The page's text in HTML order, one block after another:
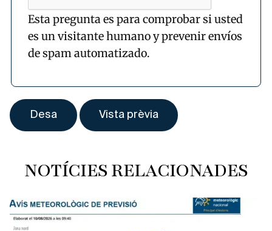
Esta pregunta es para comprobar si usted
es un visitante humano y prevenir envíos
de spam automatizado.
NOTÍCIES RELACIONADES